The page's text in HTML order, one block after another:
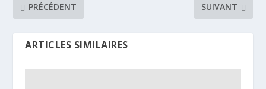
PRÉCÉDENT
SUIVANT
ARTICLES SIMILAIRES